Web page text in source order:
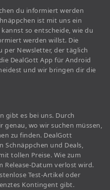
du informiert werden
ist mit uns ein
so entscheide, wie du
werden willst. Die
per Newsletter, der täglich
DealGott App für Android
und wir bringen dir die
gibt es bei uns. Durch
genau, wo wir suchen müssen,
zu finden. DealGott
und Deals,
tollen Preise. Wie zum
Release-Datum verlost wird.
Test-Artikel oder
Kontingent gibt.